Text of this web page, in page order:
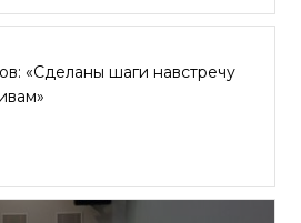
«Сделаны шаги навстречу